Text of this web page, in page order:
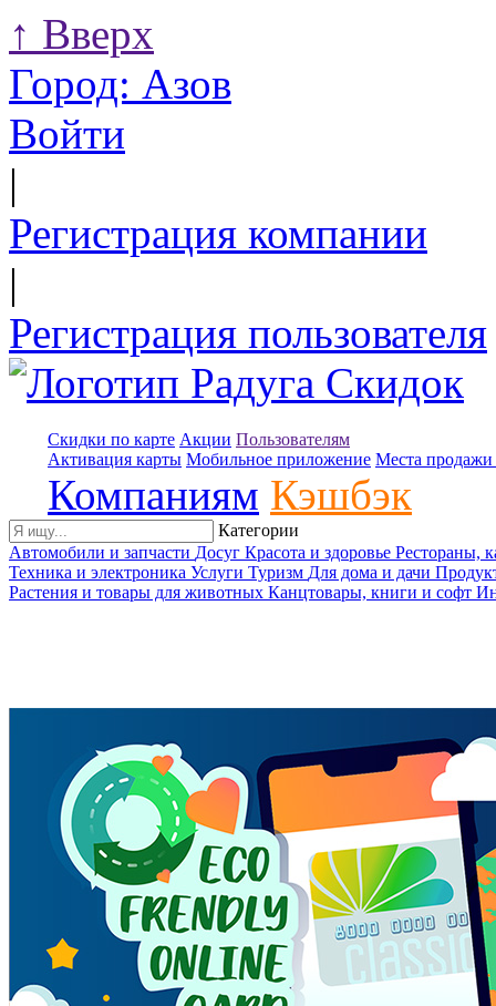
↑ Вверх
Город: Азов
Войти
|
Регистрация компании
|
Регистрация пользователя
Скидки по карте Акции Пользователям
Активация карты Мобильное приложение Места продажи
Компаниям Кэшбэк
Категории
Автомобили и запчасти Досуг Красота и здоровье Рестораны,
Техника и электроника Услуги Туризм Для дома и дачи
Растения и товары для животных Канцтовары, книги и софт